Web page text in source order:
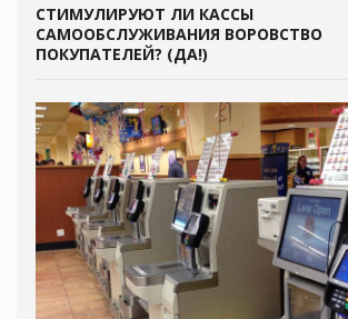
СТИМУЛИРУЮТ ЛИ КАССЫ
САМООБСЛУЖИВАНИЯ ВОРОВСТВО
ПОКУПАТЕЛЕЙ? (ДА!)